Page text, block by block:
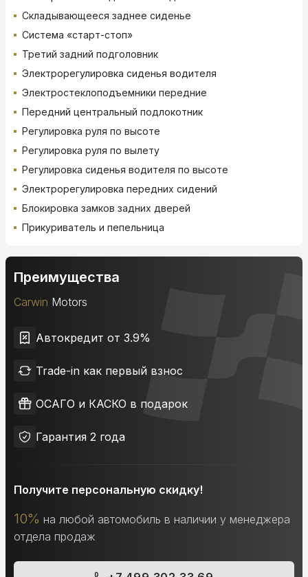
Складывающееся заднее сиденье
Система «старт-стоп»
Третий задний подголовник
Электрорегулировка сиденья водителя
Электростеклоподъемники передние
Передний центральный подлокотник
Регулировка руля по высоте
Регулировка руля по вылету
Регулировка сиденья водителя по высоте
Электрорегулировка передних сидений
Блокировка замков задних дверей
Прикуриватель и пепельница
Преимущества
Carwin Motors
Автокредит от 3.9%
Trade-in как первый взнос
ОСАГО и КАСКО в подарок
Гарантия 2 года
Получите персональную скидку!
10% на любой автомобиль в наличии у менеджера
отдела продаж